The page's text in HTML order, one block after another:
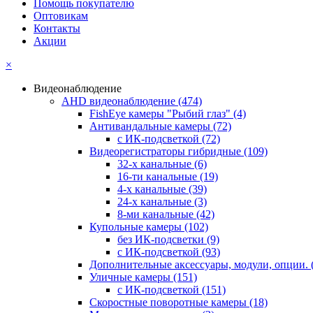
Помощь покупателю
Оптовикам
Контакты
Акции
×
Видеонаблюдение
AHD видеонаблюдение (474)
FishEye камеры "Рыбий глаз" (4)
Антивандальные камеры (72)
с ИК-подсветкой (72)
Видеорегистраторы гибридные (109)
32-х канальные (6)
16-ти канальные (19)
4-х канальные (39)
24-х канальные (3)
8-ми канальные (42)
Купольные камеры (102)
без ИК-подсветки (9)
с ИК-подсветкой (93)
Дополнительные аксессуары, модули, опции.
Уличные камеры (151)
с ИК-подсветкой (151)
Скоростные поворотные камеры (18)